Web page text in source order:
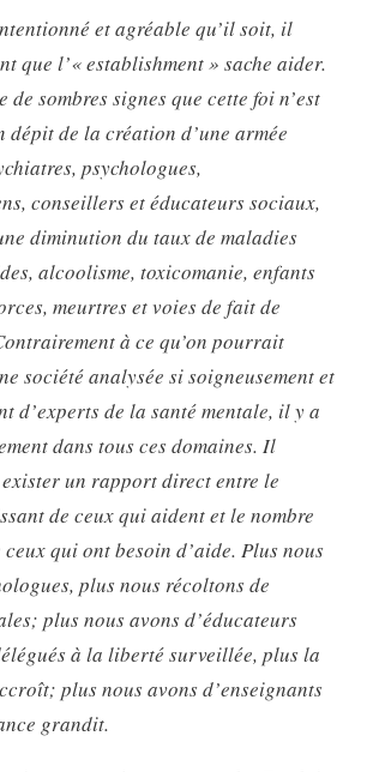
et agréable qu’il soit, il
que l’« establishment » sache aider.
sombres signes que cette foi n’est
dépit de la création d’une armée
psychologues,
conseillers et éducateurs sociaux,
diminution du taux de maladies
alcoolisme, toxicomanie, enfants
meurtres et voies de fait de
à ce qu’on pourrait
société analysée si soigneusement et
d’experts de la santé mentale, il y a
dans tous ces domaines. Il
un rapport direct entre le
de ceux qui aident et le nombre
qui ont besoin d’aide. Plus nous
plus nous récoltons de
plus nous avons d’éducateurs
à la liberté surveillée, plus la
plus nous avons d’enseignants
grandit.